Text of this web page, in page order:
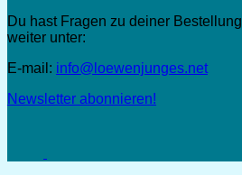
Du hast Fragen zu deiner
weiter unter:
E-mail: info@loewenjunges.net
Newsletter abonnieren!